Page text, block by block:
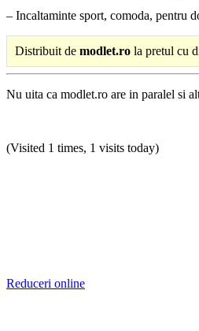
– Incaltaminte sport, comoda, pentru
Distribuit de modlet.ro la pretul cu
Nu uita ca modlet.ro are in paralel si
(Visited 1 times, 1 visits today)
Reduceri online